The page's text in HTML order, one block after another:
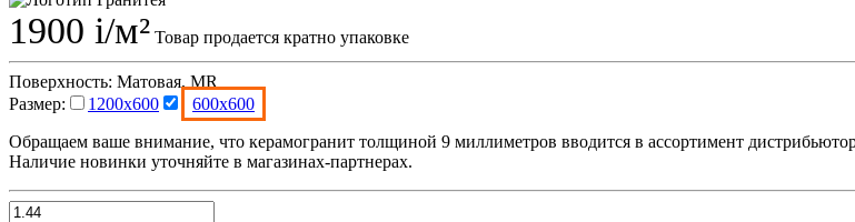
1900 i/м² Товар продается кратно упаковке
Поверхность: Матовая, MR
Размер:
1200x600
600x600
Обращаем ваше внимание, что керамогранит толщиной 9 миллиметров вводится в ассортимент
Наличие новинки уточняйте в магазинах-партнерах.